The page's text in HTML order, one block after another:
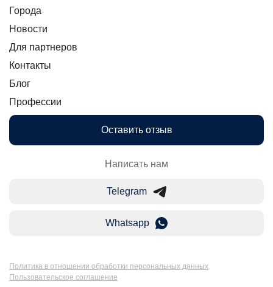
Города
Новости
Для партнеров
Контакты
Блог
Профессии
Оставить отзыв
Написать нам
Telegram
Whatsapp
Политика в отношении обработки персональных данных
Пользовательское соглашение